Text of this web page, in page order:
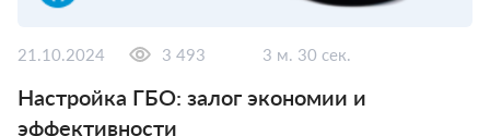
21.10.2024 3 493 3 м. 30 сек.
Настройка ГБО: залог экономии и
эффективности